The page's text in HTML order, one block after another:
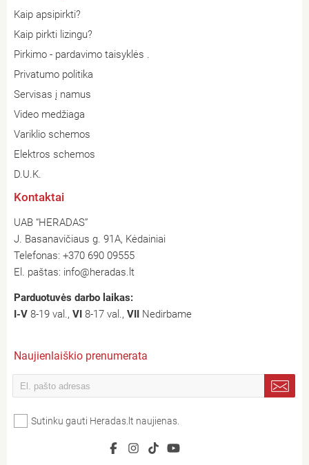
Kaip apsipirkti?
Kaip pirkti lizingu?
Pirkimo - pardavimo taisyklės .
Privatumo politika
Servisas į namus
Video medžiaga
Variklio schemos
Elektros schemos
D.U.K.
Kontaktai
UAB “HERADAS”
J. Basanavičiaus g. 91A, Kėdainiai
Telefonas: +370 690 09555
El. paštas: info@heradas.lt
Parduotuvės darbo laikas:
I-V 8-19 val., VI 8-17 val., VII Nedirbame
Naujienlaiškio prenumerata
Sutinku gauti Heradas.lt naujienas.